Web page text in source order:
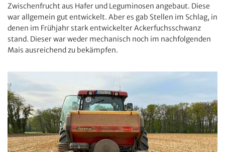
Zwischenfrucht aus Hafer und Leguminosen angebaut. Diese
war allgemein gut entwickelt. Aber es gab Stellen im Schlag, in
denen im Frühjahr stark entwickelter Ackerfuchsschwanz
stand. Dieser war weder mechanisch noch im nachfolgenden
Mais ausreichend zu bekämpfen.